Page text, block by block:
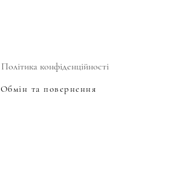
Політика конфіденційності
Обмін та повернення